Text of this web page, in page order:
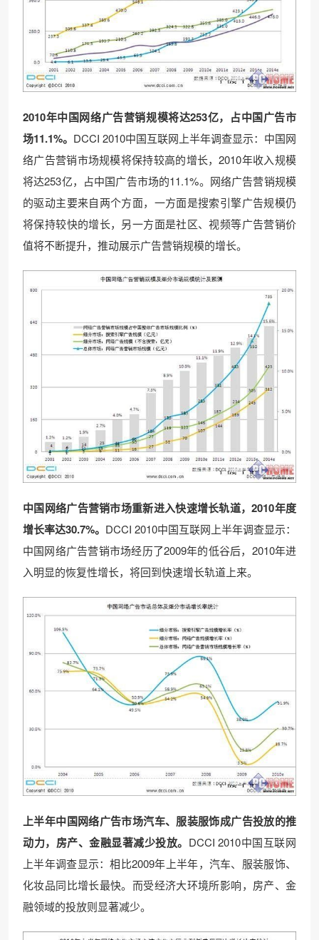
2010年中国网络广告营销规模将达253亿，占中国广告市
场11.1%。 DCCI 2010中国互联网上半年调查显示：中国网
络广告营销市场规模将保持较高的增长，2010年收入规模
将达253亿，占中国广告市场的11.1%。网络广告营销规模
的驱动主要来自两个方面，一方面是搜索引擎广告规模仍
将保持较快的增长，另一方面是社区、视频等广告营销价
值将不断提升，推动展示广告营销规模的增长。
中国网络广告营销市场重新进入快速增长轨道，2010年度
增长率达30.7%。 DCCI 2010中国互联网上半年调查显示：
中国网络广告营销市场经历了2009年的低谷后，2010年进
入明显的恢复性增长，将回到快速增长轨道上来。
上半年中国网络广告市场汽车、服装服饰成广告投放的推
动力，房产、金融显著减少投放。 DCCI 2010中国互联网
上半年调查显示：相比2009年上半年，汽车、服装服饰、
化妆品同比增长最快。而受经济大环境所影响，房产、金
融领域的投放则显著减少。